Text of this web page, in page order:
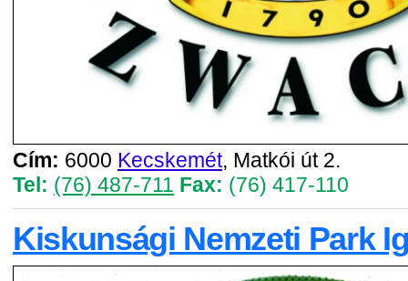
Cím: 6000 Kecskemét, Matkói út 2.
Tel: (76) 487-711 Fax: (76) 417-110
Kiskunsági Nemzeti Park